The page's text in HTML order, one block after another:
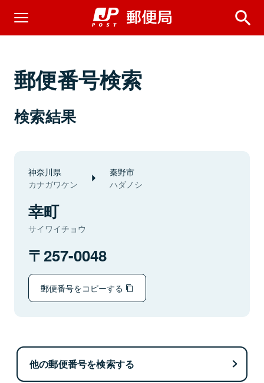
郵便番号検索
検索結果
神奈川県
カナガワケン
秦野市
ハダノシ
幸町
サイワイチョウ
257-0048
郵便番号をコピーする
他の郵便番号を検索する